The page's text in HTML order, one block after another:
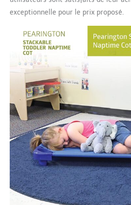
exceptionnelle pour le prix proposé.